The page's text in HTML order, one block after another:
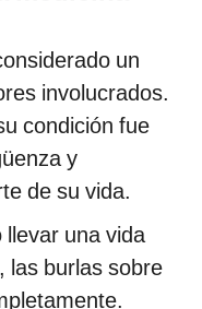
un
involucrados.
condición fue
y
de su vida.
una vida
las burlas sobre